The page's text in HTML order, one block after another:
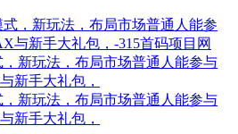
新玩法，布局市场普通人能参与
新手大礼包，
新玩法，布局市场普通人能参与
新手大礼包，